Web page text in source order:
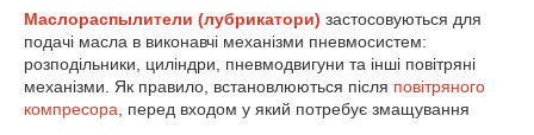
Маслораспылители (лубрикатори) застосовуються для
подачі масла в виконавчі механізми пневмосистем:
розподільники, циліндри, пневмодвигуни та інші повітряні
механізми. Як правило, встановлюються після повітряного
компресора , перед входом у який потребує змащування